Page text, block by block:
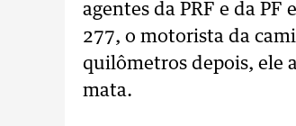
agentes da PRF e da
277, o motorista da
quilômetros depois, ele
mata.